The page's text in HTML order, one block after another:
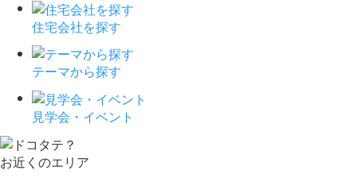
住宅会社を探す
テーマから探す
見学会・イベント
お近くのエリア